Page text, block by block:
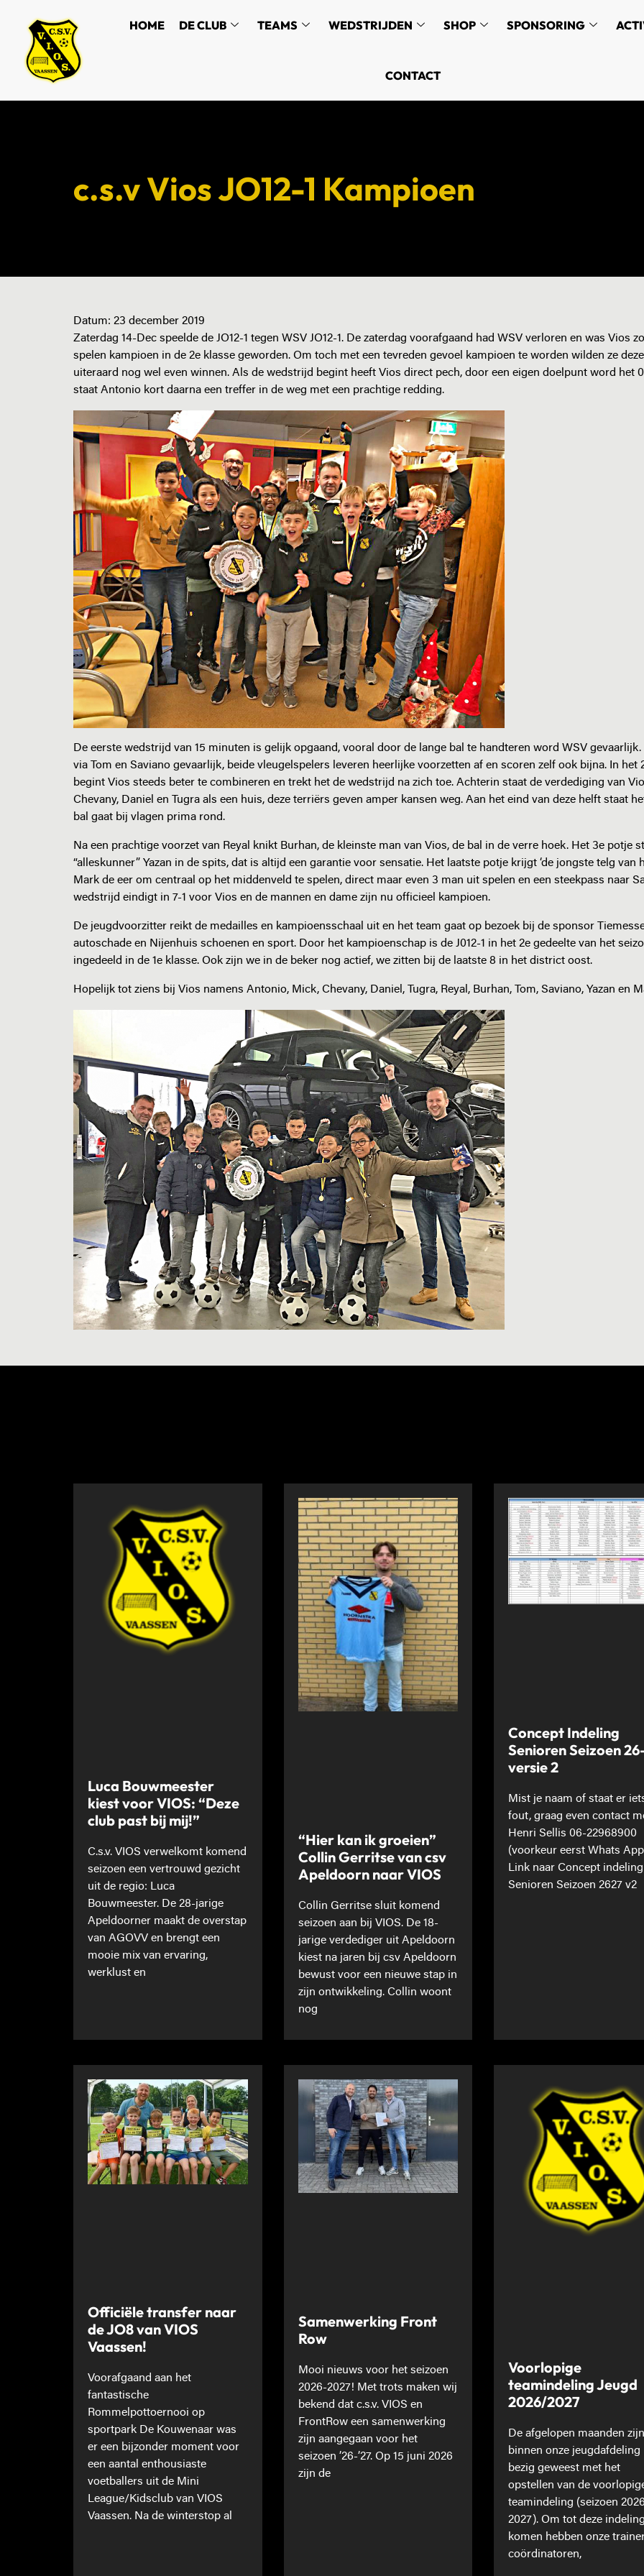
HOME DE CLUB TEAMS WEDSTRIJDEN SHOP SPONSORING
CONTACT
c.s.v Vios JO12-1 Kampioen
Datum: 23 december 2019
Zaterdag 14-Dec speelde de JO12-1 tegen WSV JO12-1. De zaterdag voorafgaand had WSV verloren en was Vios
spelen kampioen in de 2e klasse geworden. Om toch met een tevreden gevoel kampioen te worden wilden ze
uiteraard nog wel even winnen. Als de wedstrijd begint heeft Vios direct pech, door een eigen doelpunt word het
staat Antonio kort daarna een treffer in de weg met een prachtige redding.
De eerste wedstrijd van 15 minuten is gelijk opgaand, vooral door de lange bal te handteren word WSV
via Tom en Saviano gevaarlijk, beide vleugelspelers leveren heerlijke voorzetten af en scoren zelf ook bijna. In het
begint Vios steeds beter te combineren en trekt het de wedstrijd na zich toe. Achterin staat de verdediging van
Chevany, Daniel en Tugra als een huis, deze terriërs geven amper kansen weg. Aan het eind van deze helft staat
bal gaat bij vlagen prima rond.
Na een prachtige voorzet van Reyal knikt Burhan, de kleinste man van Vios, de bal in de verre hoek. Het 3e potje
“alleskunner” Yazan in de spits, dat is altijd een garantie voor sensatie. Het laatste potje krijgt ‘de jongste telg van
Mark de eer om centraal op het middenveld te spelen, direct maar even 3 man uit spelen en een steekpass naar
wedstrijd eindigt in 7-1 voor Vios en de mannen en dame zijn nu officieel kampioen.
De jeugdvoorzitter reikt de medailles en kampioensschaal uit en het team gaat op bezoek bij de sponsor
autoschade en Nijenhuis schoenen en sport. Door het kampioenschap is de J012-1 in het 2e gedeelte van het
ingedeeld in de 1e klasse. Ook zijn we in de beker nog actief, we zitten bij de laatste 8 in het district oost.
Hopelijk tot ziens bij Vios namens Antonio, Mick, Chevany, Daniel, Tugra, Reyal, Burhan, Tom, Saviano, Yazan en
Luca Bouwmeester
kiest voor VIOS: “Deze
club past bij mij!”
C.s.v. VIOS verwelkomt komend
seizoen een vertrouwd gezicht
uit de regio: Luca
Bouwmeester. De 28-jarige
Apeldoorner maakt de overstap
van AGOVV en brengt een
mooie mix van ervaring,
werklust en
“Hier kan ik groeien”
Collin Gerritse van csv
Apeldoorn naar VIOS
Collin Gerritse sluit komend
seizoen aan bij VIOS. De 18-
jarige verdediger uit Apeldoorn
kiest na jaren bij csv Apeldoorn
bewust voor een nieuwe stap in
zijn ontwikkeling. Collin woont
nog
Concept Indeling
Senioren Seizoen
versie 2
Mist je naam of staat er
fout, graag even contact
Henri Sellis 06-22968900
(voorkeur eerst Whats
Link naar Concept indeling
Senioren Seizoen 2627 v2
Officiële transfer naar
de JO8 van VIOS
Vaassen!
Voorafgaand aan het
fantastische
Rommelpottoernooi op
sportpark De Kouwenaar was
er een bijzonder moment voor
een aantal enthousiaste
voetballers uit de Mini
League/Kidsclub van VIOS
Vaassen. Na de winterstop al
Samenwerking Front
Row
Mooi nieuws voor het seizoen
2026-2027! Met trots maken wij
bekend dat c.s.v. VIOS en
FrontRow een samenwerking
zijn aangegaan voor het
seizoen ’26-’27. Op 15 juni 2026
zijn de
Voorlopige
teamindeling Jeugd
2026/2027
De afgelopen maanden
binnen onze jeugdafdeling
bezig geweest met het
opstellen van de
teamindeling (seizoen
2027). Om tot deze
komen hebben onze
coördinatoren,